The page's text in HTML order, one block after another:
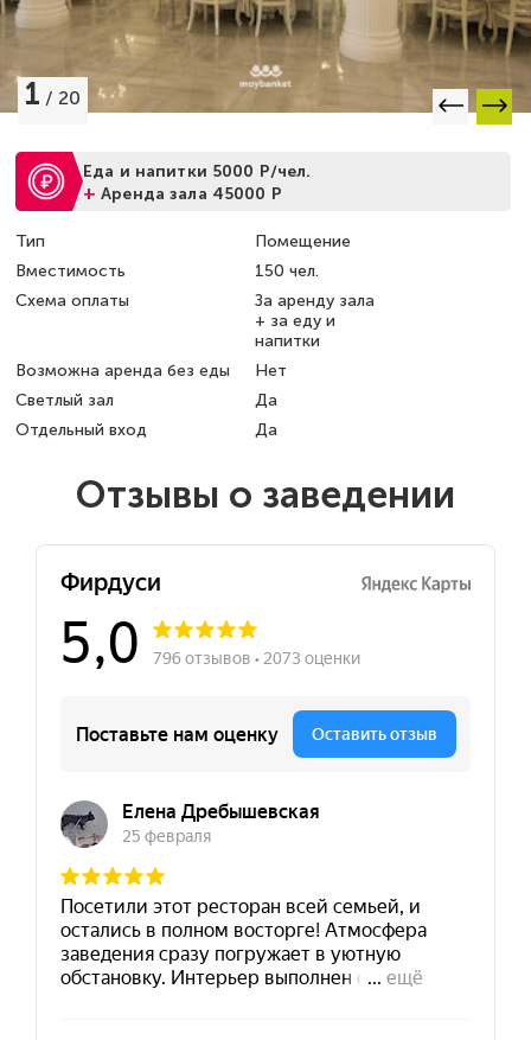
1 / 20
Еда и напитки 5000 Р/чел.
+ Аренда зала 45000 Р
Тип
Помещение
Вместимость
150 чел.
Схема оплаты
За аренду зала
+ за еду и
напитки
Возможна аренда без еды
Нет
Светлый зал
Да
Отдельный вход
Да
Отзывы о заведении